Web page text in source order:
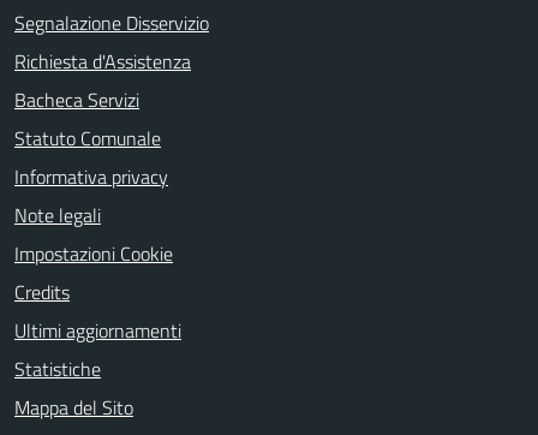
Segnalazione Disservizio
Richiesta d'Assistenza
Bacheca Servizi
Statuto Comunale
Informativa privacy
Note legali
Impostazioni Cookie
Credits
Ultimi aggiornamenti
Statistiche
Mappa del Sito